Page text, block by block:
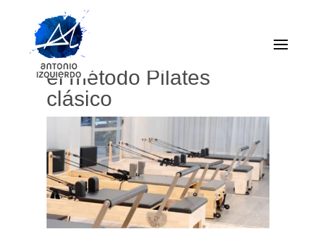
Alineación y control en
el método Pilates
clásico